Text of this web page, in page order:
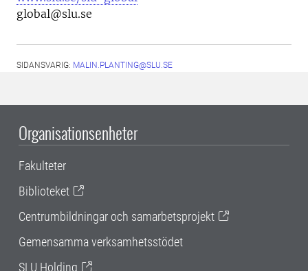
global@slu.se
SIDANSVARIG: MALIN.PLANTING@SLU.SE
Organisationsenheter
Fakulteter
Biblioteket
Centrumbildningar och samarbetsprojekt
Gemensamma verksamhetsstödet
SLU Holding